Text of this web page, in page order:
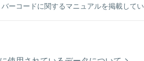
ーコードに関するマニュアルを掲載してい